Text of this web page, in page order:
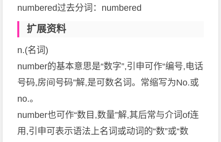
numbered过去分词：numbered
扩展资料
n.(名词)
number的基本意思是“数字”,引申可作“编号,电话
号码,房间号码”解,是可数名词。常缩写为No.或
no.。
number也可作“数目,数量”解,其后常与介词of连
用,引申可表示语法上名词或动词的“数”或“数